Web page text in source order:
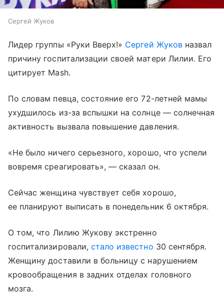
Сергей Жуков
Лидер группы «Руки Вверх!» Сергей Жуковназвал
причину госпитализации своей матери Лилии. Его
цитирует Mash.
По словам певца, состояние его 72-летней мамы
ухудшилось из-за вспышки на солнце — солнечная
активность вызвала повышение давления.
«Не было ничего серьезного, хорошо, что успели
вовремя среагировать», — сказал он.
Сейчас женщина чувствует себя хорошо,
ее планируют выписать в понедельник 6 октября.
О том, что Лилию Жукову экстренно
госпитализировали, стало известно 30 сентября.
Женщину доставили в больницу с нарушением
кровообращения в задних отделах головного
мозга.